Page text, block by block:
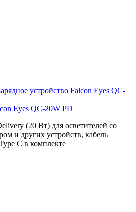
Eyes QC-20W PD
(20 Вт) для осветителей со
и других устройств, кабель
C в комплекте